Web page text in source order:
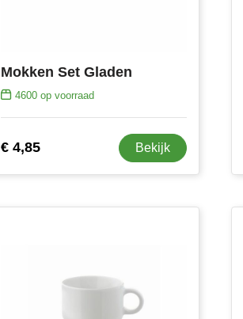
Mokken Set Gladen
4600 op voorraad
€ 4,85 Bekijk